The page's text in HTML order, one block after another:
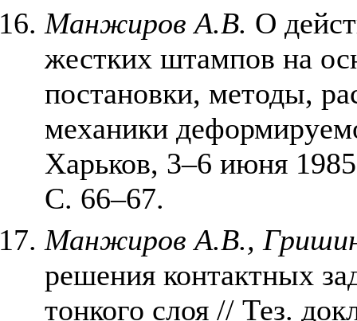
Манжиров А.В. О
жестких штампов на
постановки, методы,
механики
Харьков, 3–6 июня
С. 66–67.
Манжиров А.В.,
решения контактных
тонкого слоя // Тез.